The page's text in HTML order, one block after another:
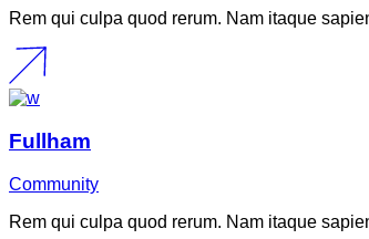
Rem qui culpa quod rerum. Nam itaque
Fullham
Community
Rem qui culpa quod rerum. Nam itaque